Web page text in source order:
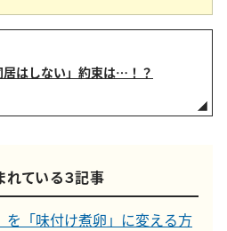
居はしない」約束は…！？
れている３記事
を「味付け煮卵」に変える方